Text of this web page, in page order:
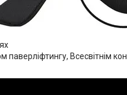
паверліфтингу, Всесвітнім